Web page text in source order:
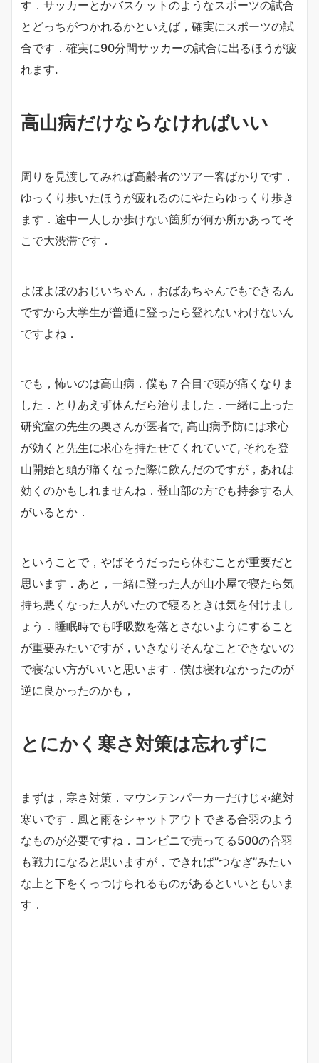
す．サッカーとかバスケットのようなスポーツの試合
とどっちがつかれるかといえば，確実にスポーツの試
合です．確実に90分間サッカーの試合に出るほうが疲
れます.
高山病だけならなければいい
周りを見渡してみれば高齢者のツアー客ばかりです．
ゆっくり歩いたほうが疲れるのにやたらゆっくり歩き
ます．途中一人しか歩けない箇所が何か所かあってそ
こで大渋滞です．
よぼよぼのおじいちゃん，おばあちゃんでもできるん
ですから大学生が普通に登ったら登れないわけないん
ですよね．
でも，怖いのは高山病．僕も７合目で頭が痛くなりま
した．とりあえず休んだら治りました．一緒に上った
研究室の先生の奥さんが医者で, 高山病予防には求心
が効くと先生に求心を持たせてくれていて, それを登
山開始と頭が痛くなった際に飲んだのですが，あれは
効くのかもしれませんね．登山部の方でも持参する人
がいるとか．
ということで，やばそうだったら休むことが重要だと
思います．あと，一緒に登った人が山小屋で寝たら気
持ち悪くなった人がいたので寝るときは気を付けまし
ょう．睡眠時でも呼吸数を落とさないようにすること
が重要みたいですが，いきなりそんなことできないの
で寝ない方がいいと思います．僕は寝れなかったのが
逆に良かったのかも，
とにかく寒さ対策は忘れずに
まずは，寒さ対策．マウンテンパーカーだけじゃ絶対
寒いです．風と雨をシャットアウトできる合羽のよう
なものが必要ですね．コンビニで売ってる500の合羽
も戦力になると思いますが，できれば”つなぎ”みたい
な上と下をくっつけられるものがあるといいともいま
す．